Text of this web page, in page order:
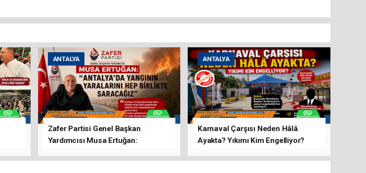
ANTALYA
Zafer Partisi Genel Başkan
Yardımcısı Musa Ertuğan:
ANTALYA
Karnaval Çarşısı Neden Hâlâ
Ayakta? Yıkımı Kim Engelliyor?